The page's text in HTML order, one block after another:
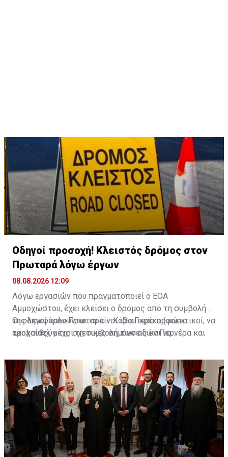
Οδηγοί προσοχή! Κλειστός δρόμος στον
Πρωταρά λόγω έργων
08.08.2026 12:09
Λόγω εργασιών που πραγματοποιεί ο ΕΟΑ
Αμμοχώστου, έχει κλείσει ο δρόμος από τη συμβολή
της λεωφόρου Πρωταρά – Κάβο Γκρέκο (φώτα
τροχαίας), μέχρι τη συμβολή των οδών Περνέρα και
Οι οδηγοί καλούνται να είναι ιδιαίτερα προσεκτικοί, να
ακολουθούν τις σχετικές σημάνσεις και να